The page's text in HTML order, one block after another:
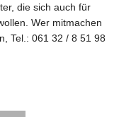
die sich auch für
Wer mitmachen
Tel.: 061 32 / 8 51 98